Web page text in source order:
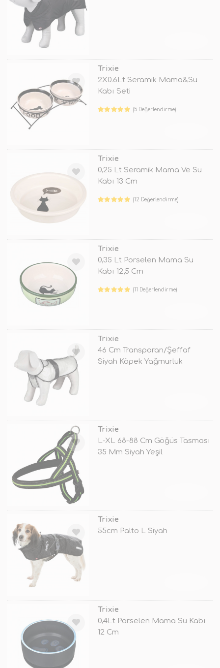
Trixie
2X0.6Lt Seramik Mama&Su
Kabı Seti
(5 Değerlendirme)
Trixie
0,25 Lt Seramik Mama Ve Su
Kabı 13 Cm
(12 Değerlendirme)
Trixie
0,35 Lt Porselen Mama Su
Kabı 12,5 Cm
(11 Değerlendirme)
Trixie
46 Cm Transparan/Şeffaf
Siyah Köpek Yağmurluk
Trixie
L-XL 68-88 Cm Göğüs Tasması
35 Mm Siyah Yeşil
Trixie
55cm Palto L Siyah
Trixie
0,4Lt Porselen Mama Su Kabı
12 Cm